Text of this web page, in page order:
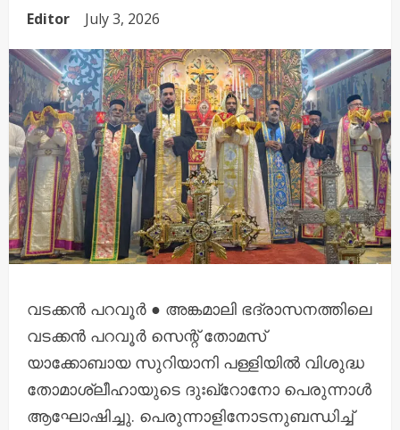
Editor July 3, 2026
വടക്കൻ പറവൂർ ● അങ്കമാലി ഭദ്രാസനത്തിലെ
വടക്കൻ പറവൂർ സെന്റ് തോമസ്
യാക്കോബായ സുറിയാനി പള്ളിയിൽ വിശുദ്ധ
തോമാശ്ലീഹായുടെ ദുഃഖ്റോനോ പെരുന്നാൾ
ആഘോഷിച്ചു. പെരുന്നാളിനോടനുബന്ധിച്ച്